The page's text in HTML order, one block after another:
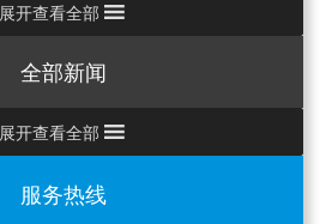
展开查看全部
全部新闻
展开查看全部
服务热线